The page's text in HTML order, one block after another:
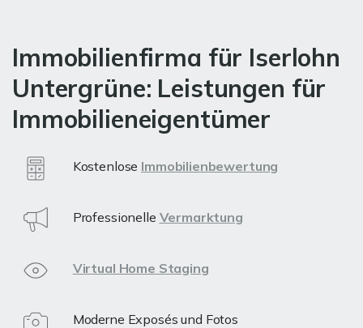
Immobilienfirma für Iserlohn
Untergrüne: Leistungen für
Immobilieneigentümer
Kostenlose Immobilienbewertung
Professionelle Vermarktung
Virtual Home Staging
Moderne Exposés und Fotos